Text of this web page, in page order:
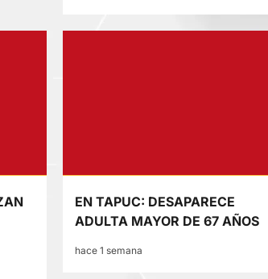
EN TAPUC: DESAPARECE
ADULTA MAYOR DE 67 AÑOS
hace 1 semana